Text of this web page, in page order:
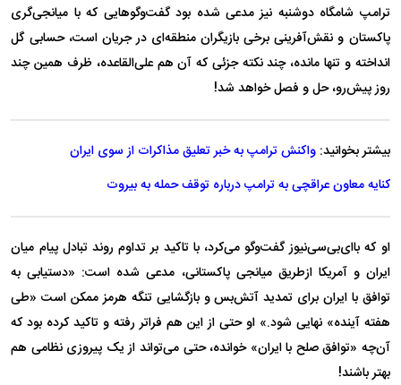
ترامپ شامگاه دوشنبه نیز مدعی شده بود گفت‌وگوهایی که با میانجی‌گری
پاکستان و نقش‌آفرینی برخی بازیگران منطقه‌ای در جریان است، حسابی گل
انداخته و تنها مانده، چند نکته جزئی که آن هم علی‌القاعده، ظرف همین چند
روز پیش‌رو، حل و فصل خواهد شد!
بیشتر بخوانید:واکنش ترامپ به خبر تعلیق مذاکرات از سوی ایران
کنایه معاون عراقچی به ترامپ درباره توقف حمله به بیروت
او که با‌ای‌بی‌سی‌نیوز گفت‌و‌گو می‌کرد، با تاکید بر تداوم روند تبادل پیام میان
ایران و آمریکا ازطریق میانجی پاکستانی، مدعی شده است: «دستیابی به
توافق با ایران برای تمدید آتش‌بس و بازگشایی تنگه هرمز ممکن است «طی
هفته آینده» نهایی شود.» او حتی از این هم فراتر رفته و تاکید کرده بود که
آن‌چه «توافق صلح با ایران» خوانده، حتی می‌تواند از یک پیروزی نظامی هم
بهتر باشند!